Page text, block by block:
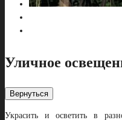
Уличное
Вернуться
Украсить и осветить в